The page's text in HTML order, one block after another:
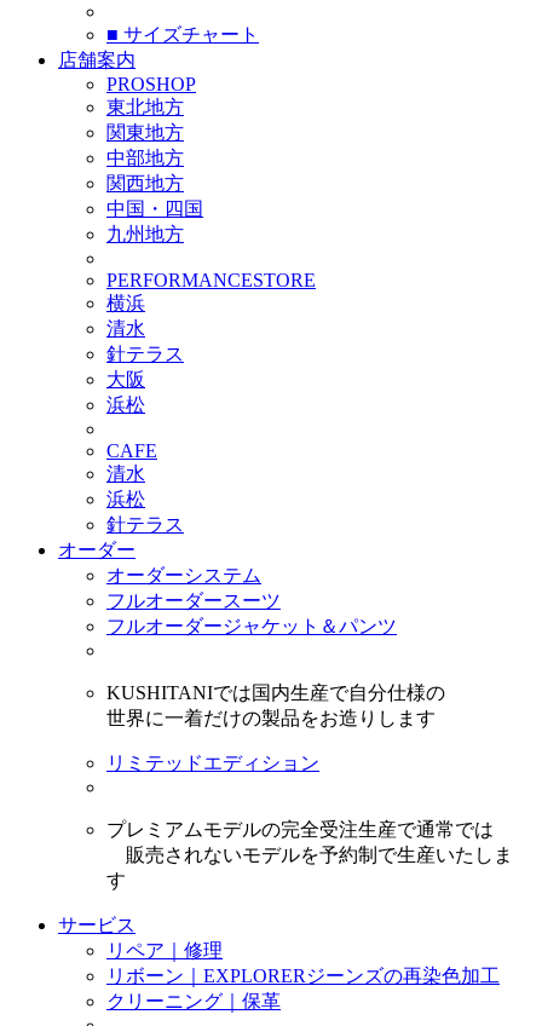
■ サイズチャート
店舗案内
PROSHOP
東北地方
関東地方
中部地方
関西地方
中国・四国
九州地方
PERFORMANCESTORE
横浜
清水
針テラス
大阪
浜松
CAFE
清水
浜松
針テラス
オーダー
オーダーシステム
フルオーダースーツ
フルオーダージャケット＆パンツ
KUSHITANIでは国内生産で自分仕様の
世界に一着だけの製品をお造りします
リミテッドエディション
プレミアムモデルの完全受注生産で通常では
販売されないモデルを予約制で生産いたしま
す
サービス
リペア｜修理
リボーン｜EXPLORERジーンズの再染色加工
クリーニング｜保革